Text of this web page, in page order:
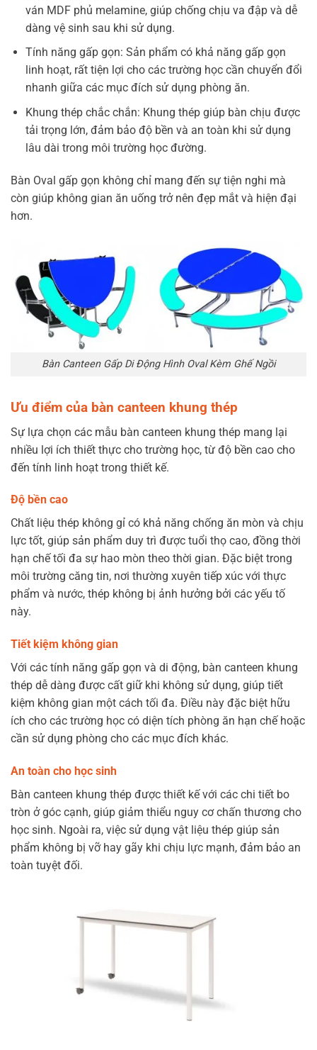
ván MDF phủ melamine, giúp chống chịu va đập và dễ
dàng vệ sinh sau khi sử dụng.
Tính năng gấp gọn: Sản phẩm có khả năng gấp gọn
linh hoạt, rất tiện lợi cho các trường học cần chuyển đổi
nhanh giữa các mục đích sử dụng phòng ăn.
Khung thép chắc chắn: Khung thép giúp bàn chịu được
tải trọng lớn, đảm bảo độ bền và an toàn khi sử dụng
lâu dài trong môi trường học đường.
Bàn Oval gấp gọn không chỉ mang đến sự tiện nghi mà
còn giúp không gian ăn uống trở nên đẹp mắt và hiện đại
hơn.
Bàn Canteen Gấp Di Động Hình Oval Kèm Ghế Ngồi
Ưu điểm của bàn canteen khung thép
Sự lựa chọn các mẫu bàn canteen khung thép mang lại
nhiều lợi ích thiết thực cho trường học, từ độ bền cao cho
đến tính linh hoạt trong thiết kế.
Độ bền cao
Chất liệu thép không gỉ có khả năng chống ăn mòn và chịu
lực tốt, giúp sản phẩm duy trì được tuổi thọ cao, đồng thời
hạn chế tối đa sự hao mòn theo thời gian. Đặc biệt trong
môi trường căng tin, nơi thường xuyên tiếp xúc với thực
phẩm và nước, thép không bị ảnh hưởng bởi các yếu tố
này.
Tiết kiệm không gian
Với các tính năng gấp gọn và di động, bàn canteen khung
thép dễ dàng được cất giữ khi không sử dụng, giúp tiết
kiệm không gian một cách tối đa. Điều này đặc biệt hữu
ích cho các trường học có diện tích phòng ăn hạn chế hoặc
cần sử dụng phòng cho các mục đích khác.
An toàn cho học sinh
Bàn canteen khung thép được thiết kế với các chi tiết bo
tròn ở góc cạnh, giúp giảm thiểu nguy cơ chấn thương cho
học sinh. Ngoài ra, việc sử dụng vật liệu thép giúp sản
phẩm không bị vỡ hay gãy khi chịu lực mạnh, đảm bảo an
toàn tuyệt đối.